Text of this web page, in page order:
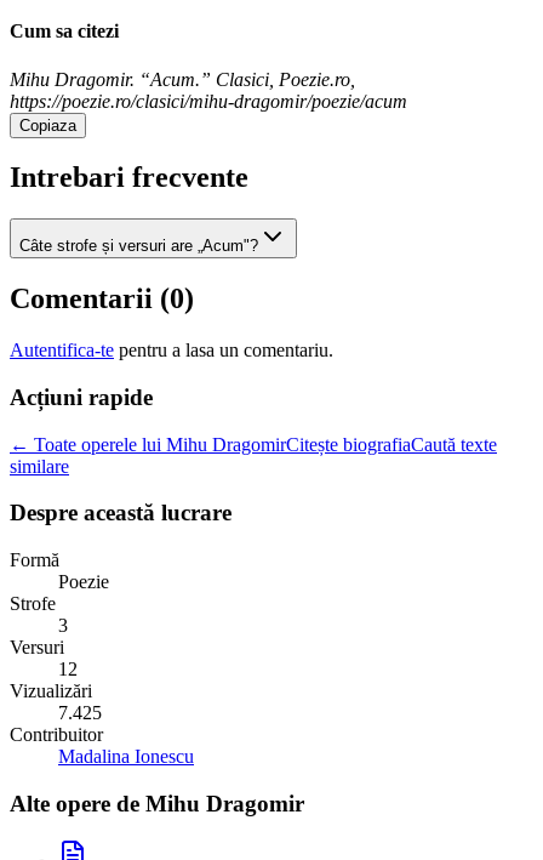
Cum sa citezi
Mihu Dragomir. “Acum.” Clasici, Poezie.ro,
https://poezie.ro/clasici/mihu-dragomir/poezie/acum
Copiaza
Intrebari frecvente
Câte strofe și versuri are „Acum"?
Comentarii (0)
Autentifica-te pentru a lasa un comentariu.
Acțiuni rapide
← Toate operele lui Mihu DragomirCitește biografiaCaută texte
similare
Despre această lucrare
Formă
Poezie
Strofe
3
Versuri
12
Vizualizări
7.425
Contribuitor
Madalina Ionescu
Alte opere de Mihu Dragomir